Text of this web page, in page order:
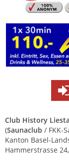
Club History
(Saunaclub / FKK-
Kanton Basel-
Hammerstrasse